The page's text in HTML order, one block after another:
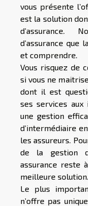
vous présente
est la solution
d’assurance.
d’assurance que
et comprendre.
Vous risquez de
si vous ne
dont il est
ses services
une gestion
d’intermédiaire
les assureurs.
de la gestion
assurance reste
meilleure solution.
Le plus
n’offre pas